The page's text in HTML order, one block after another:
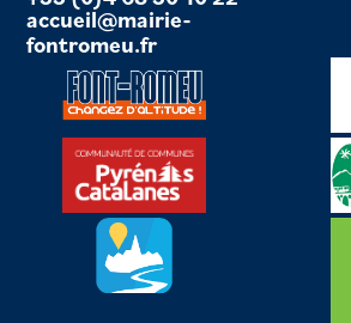
accueil@mairie-
fontromeu.fr